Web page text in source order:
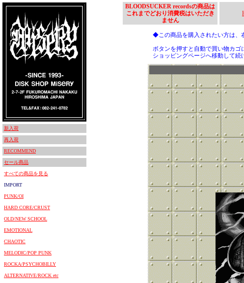
新入荷
再入荷
RECOMMEND
セール商品
すべての商品を見る
IMPORT
PUNK/OI
HARD CORE/CRUST
OLD/NEW SCHOOL
EMOTIONAL
CHAOTIC
MELODIC/POP PUNK
ROCKA/PSYCHOBILLY
ALTERNATIVE/ROCK etc
BLOODSUCKER recordsの商品は
これまでどおり消費税はいただき
ません
◆この商品を購入されたい方は、
ボタンを押すと自動で買い物カゴ
ショッピングページへ移動して続